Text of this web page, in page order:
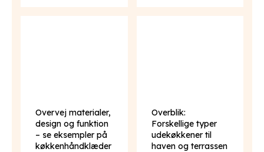
Overvej materialer,
design og funktion
– se eksempler på
køkkenhåndklæder
Overblik:
Forskellige typer
udekøkkener til
haven og terrassen